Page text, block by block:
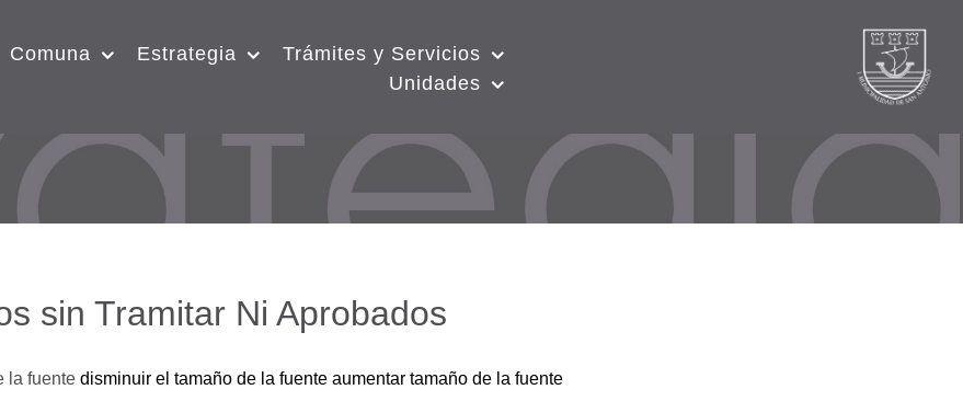
Comuna Estrategia
Trámites y Servicios
Unidades
sin Tramitar Ni Aprobados
la fuente disminuir el tamaño de la fuente aumentar tamaño de la fuente